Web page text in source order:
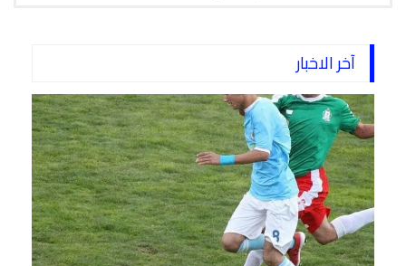
آخر الاخبار